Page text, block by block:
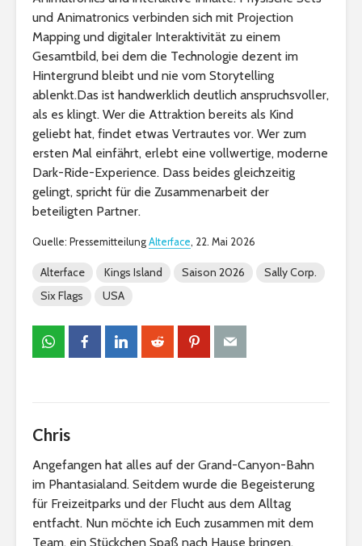
und Animatronics verbinden sich mit Projection
Mapping und digitaler Interaktivität zu einem
Gesamtbild, bei dem die Technologie dezent im
Hintergrund bleibt und nie vom Storytelling
ablenkt.Das ist handwerklich deutlich anspruchsvoller,
als es klingt. Wer die Attraktion bereits als Kind
geliebt hat, findet etwas Vertrautes vor. Wer zum
ersten Mal einfährt, erlebt eine vollwertige, moderne
Dark-Ride-Experience. Dass beides gleichzeitig
gelingt, spricht für die Zusammenarbeit der
beteiligten Partner.
Quelle: Pressemitteilung Alterface, 22. Mai 2026
Alterface Kings Island Saison 2026
Sally Corp.
Six Flags
USA
Chris
Angefangen hat alles auf der Grand-Canyon-Bahn
im Phantasialand. Seitdem wurde die Begeisterung
für Freizeitparks und der Flucht aus dem Alltag
entfacht. Nun möchte ich Euch zusammen mit dem
Team, ein Stückchen Spaß nach Hause bringen.